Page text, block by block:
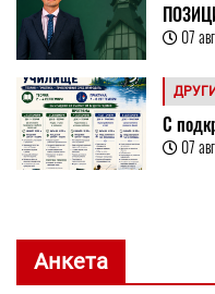
07 авг
ДРУГИ
С
07 авг
Анкета